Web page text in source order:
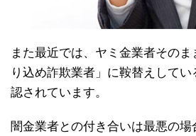
また最近では、ヤミ金業者その
り込め詐欺業者」に鞍替えして
認されています。
闇金業者との付き合いは最悪の